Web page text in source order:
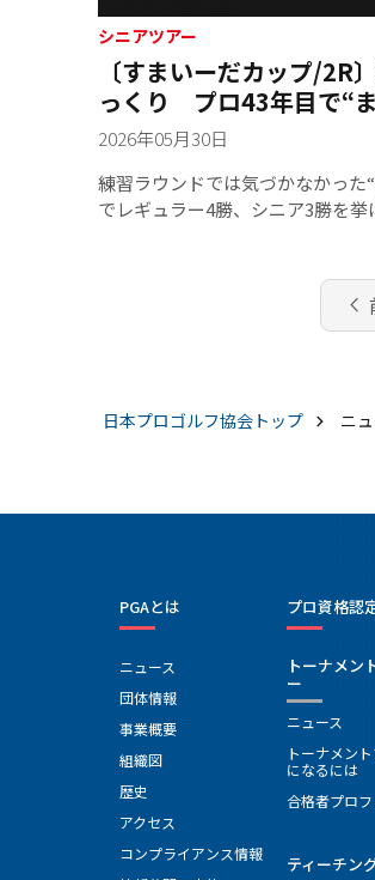
える選手には、レギュラー3勝を
じめ6名が加わった。
え、無難にパー発進。2番、3番は
けたが、いずれもカップに沈まな
ショットを右のガードバンカーに
りの難ライから反対側のカラー
続く5番もボギーと苦しい流れ。
た。「展開が悪いし、チャンスに
ず…強い気持ちを続けられなかっ
ゴルフしかできなかった」と肩を
シニアツアー
〔すまいーだカップ/2R
っくり プロ43年目で“
2日間で11打から1打まで
2026年05月30日
練習ラウンドでは気づかなかった
でレギュラー4勝、シニア3勝を挙
ぬ事態が起きた。4年ぶりに出場
に準備し、コースのイメージも
左を狙ったショットは木に当たる
振り返る。結果、この3番ホール
う大きなダメージを負った。「ま
ちを切り替えようとするも、15番
クは重なる。それでもラウンドは
めながら前へ進むしかない。「さ
OBはない」と苦笑しつつも、「
と加瀬は気持ちを立て直した。
chevron_left
日本プロゴルフ協会 トップ ニ
PGAとは
ニュース
団体情報
事業概要
組織図
歴史
アクセス
コンプライアンス情報
プロ資格認
トーナメン
ー
ニュース
トーナメン
になるには
合格者プロ
ティーチン